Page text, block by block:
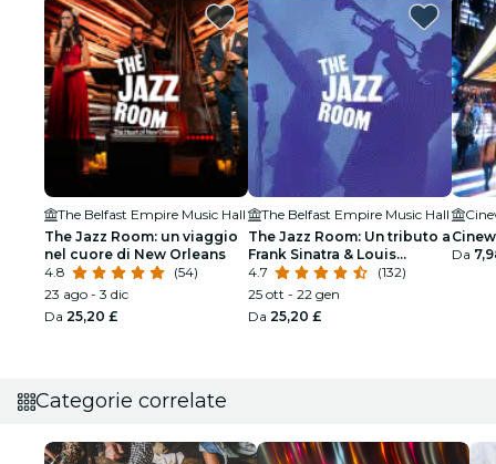
The Belfast Empire Music Hall
The Jazz Room: un viaggio
nel cuore di New Orleans
4.8
(54)
23 ago - 3 dic
Da 25,20 £
The Belfast Empire Music Hall
The Jazz Room: Un tributo a
Frank Sinatra & Louis
Armstrong
4.7
(132)
25 ott - 22 gen
Da 25,20 £
Da
Categorie correlate